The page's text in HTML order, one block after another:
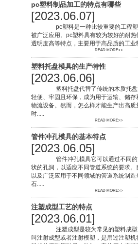
pc塑料制品加工的特点有哪些
[2023.06.07]
pc塑料是一种比较重要的工程塑
被广泛应用。pc塑料具有较为较好的耐热
透明度高等特点，主要用于高品质的工业
READ MORE>>
塑料托盘模具的生产特性
[2023.06.06]
塑料托盘代替了传统的木质托盘
轻便、牢固且环保，成为用于运输、储
物流设备。然而，怎么样才能生产出高质
时.....
READ MORE>>
管件冲孔模具的基本特点
[2023.06.05]
管件冲孔模具它可以通过不同的
状的孔洞，以适应不同管道系统的要求
以及广泛应用于不同领域的管道系统制造
石.....
READ MORE>>
注塑成型工艺的特点
[2023.06.01]
注塑成型是较为常见的塑料成型
叫注射成型或者注射模塑，是用过注塑机